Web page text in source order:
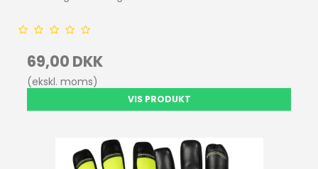
69,00 DKK
(ekskl. moms)
VIS PRODUKT